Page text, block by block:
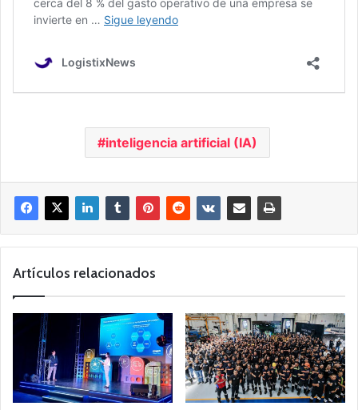
inteligencia artificial (IA)
Artículos relacionados